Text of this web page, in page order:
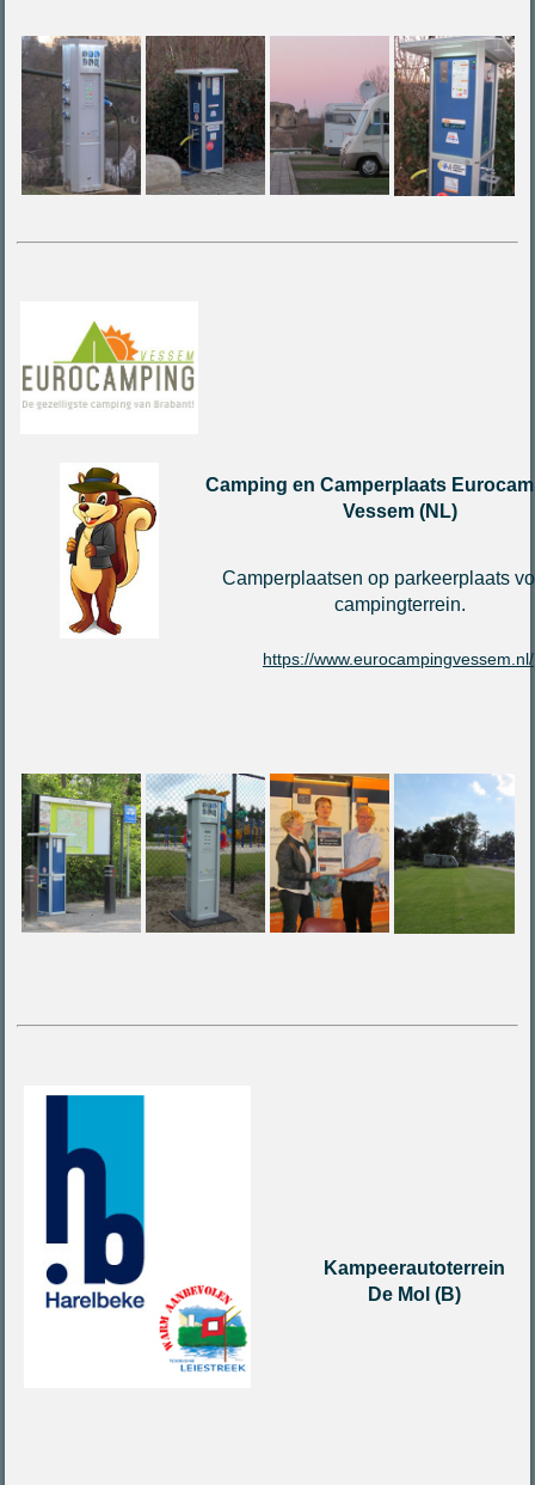
Camping en Camperplaats
Vessem (NL)
Camperplaatsen op parkeerplaats
campingterrein.
https://www.eurocampingvessem.nl/
Kampeerautoterrein
De Mol (B)